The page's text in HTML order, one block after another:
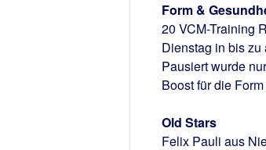
Form &
20 VCM-Training
Dienstag in bis zu
Pausiert wurde
Boost für die
Old Stars
Felix Pauli aus